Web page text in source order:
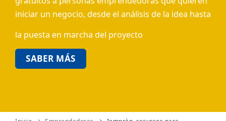
ES
CAT
iniciar un negocio, desde el análisis de la idea hasta
la puesta en marcha del proyecto
SABER MÁS